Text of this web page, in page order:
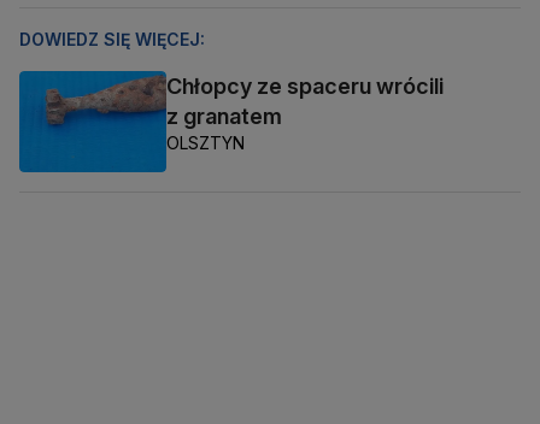
DOWIEDZ SIĘ WIĘCEJ:
Chłopcy ze spaceru wrócili
z granatem
OLSZTYN